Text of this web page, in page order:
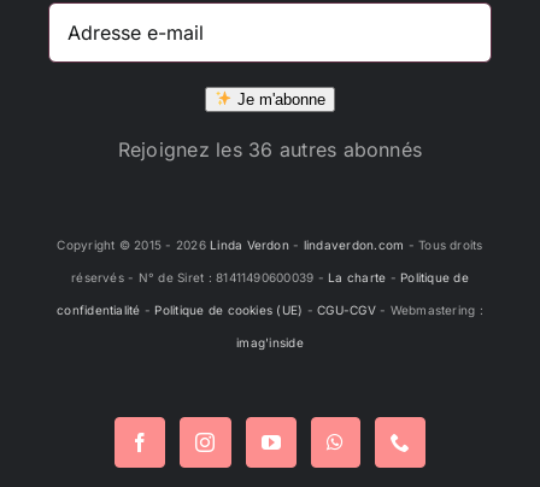
Adresse
Je m'abonne
Rejoignez les 36 autres abonnés
Copyright © 2015 - 2026 Linda Verdon- lindaverdon.com - Tous droits
réservés - N° de Siret : 81411490600039 - La charte - Politique de
confidentialité - Politique de cookies (UE) -CGU-CGV- Webmastering :
imag'inside